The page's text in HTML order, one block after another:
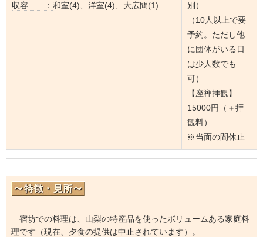
収容 ： 和室(4)、洋室(4)、大広間(1)
別）
（10人以上で要
予約。ただし他
に団体がいる日
は少人数でも
可）
【座禅拝観】
15000円（＋拝
観料）
※当面の間休止
宿坊での料理は、山梨の特産品を使ったボリュームある家庭料
理です（現在、夕食の提供は中止されています）。